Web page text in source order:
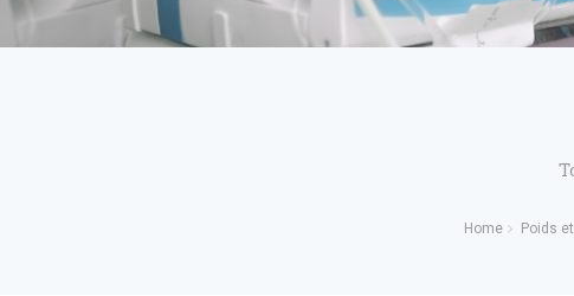
Home Poids